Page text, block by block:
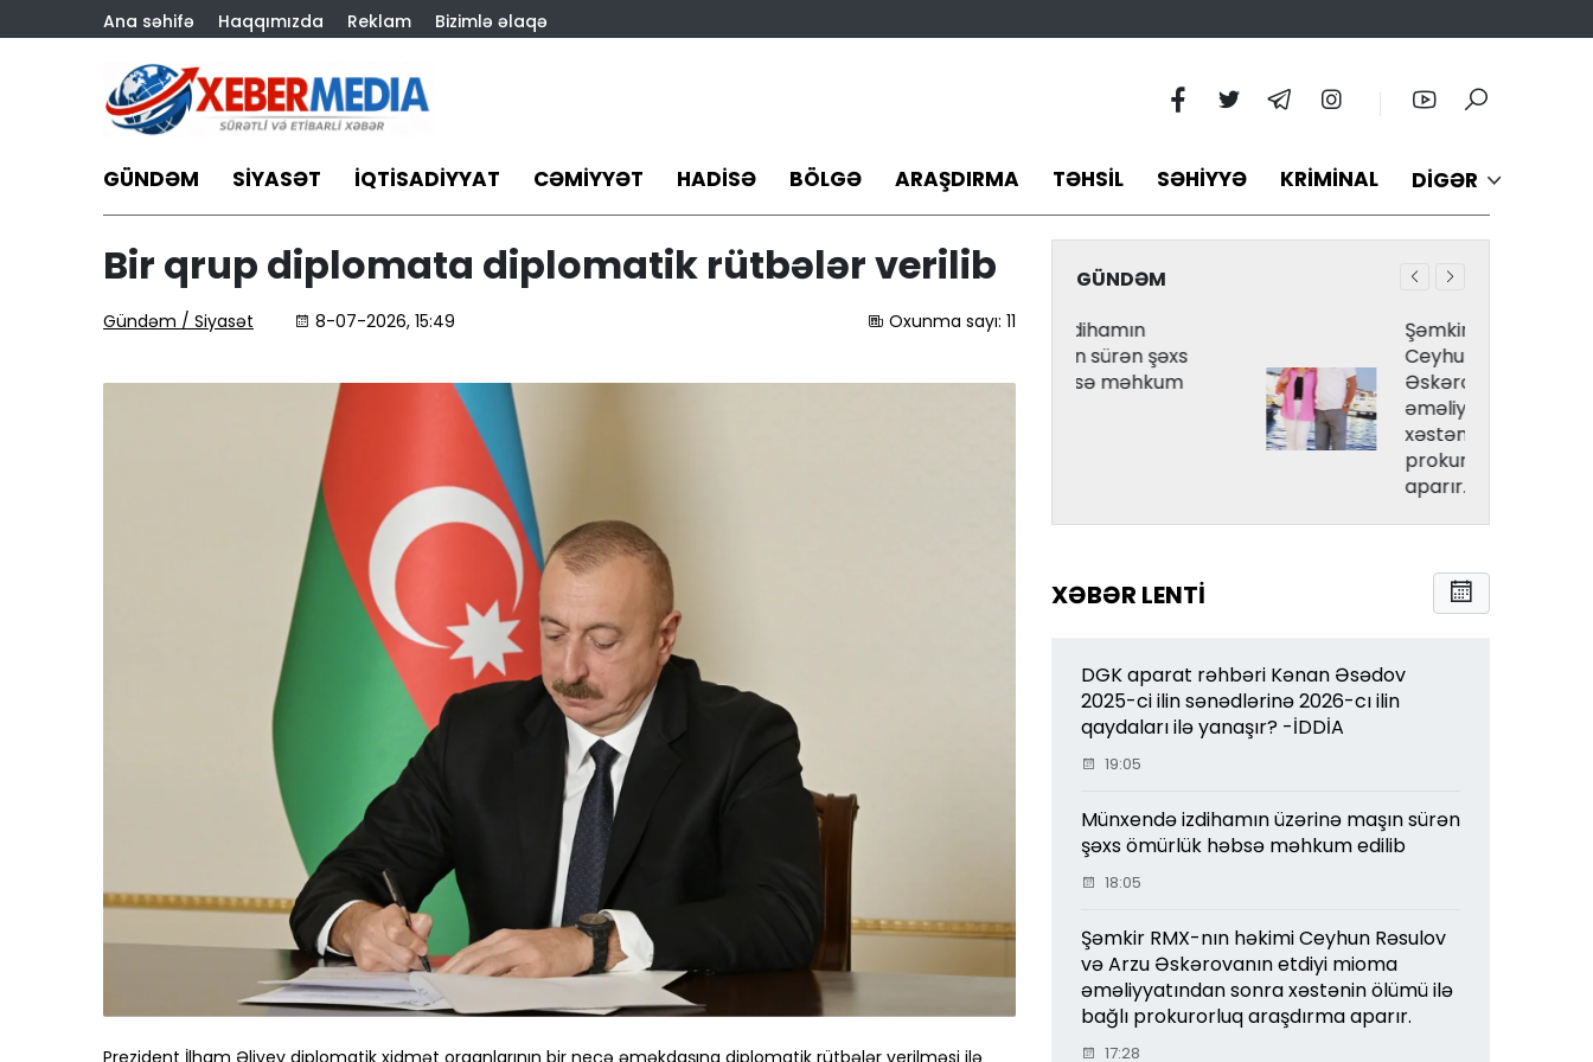
Ana səhifə Haqqımızda Reklam Bizimlə əlaqə
GÜNDƏM SIYASƏT İQTISADIYYAT CƏMIYYƏT HADISƏ BÖLGƏ ARAŞDIRMA TƏHSIL SƏHIYYƏ KRIMINAL DIGƏR
Bir qrup diplomata diplomatik rütbələr verilib
Gündəm / Siyasət 8-07-2026, 15:49 Oxunma sayı: 11
GÜNDƏM
Qubada tikinti özbaşınalığı:
qurumlarının qərarlarına
məhəl qoymur –
REPORTAJ
Münxendə izdihamın
ömürlük həbsə məhkum
Şəmkir RMX-nın həkimi
Ceyhun Rəsulov və Arzu
Əskərovanın etdiyi mioma
əməliyyatından sonra
xəstənin ölümü ilə bağlı
prokurorluq araşdırma
XƏBƏR LENTI
DGK aparat rəhbəri Kənan Əsədov
2025-ci ilin sənədlərinə 2026-cı ilin
qaydaları ilə yanaşır? -İDDİA
19:05
Münxendə izdihamın üzərinə maşın sürən
şəxs ömürlük həbsə məhkum edilib
18:05
Şəmkir RMX-nın həkimi Ceyhun Rəsulov
və Arzu Əskərovanın etdiyi mioma
əməliyyatından sonra xəstənin ölümü ilə
bağlı prokurorluq araşdırma aparır.
17:28